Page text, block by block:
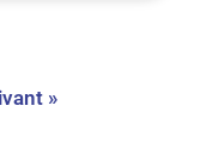
»